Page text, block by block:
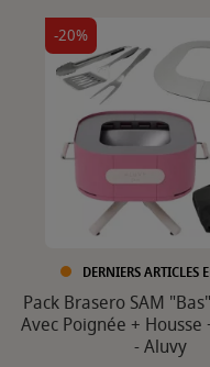
-20%
DERNIERS ARTICLES
Pack Brasero SAM
Avec Poignée + Housse
- Aluvy